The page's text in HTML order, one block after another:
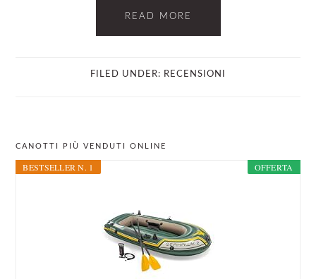
READ MORE
FILED UNDER: RECENSIONI
PRIMARY
SIDEBAR
CANOTTI PIÙ VENDUTI ONLINE
OFFERTA
BESTSELLER N. 1